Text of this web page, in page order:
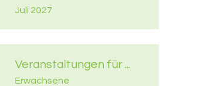
Juli 2027
Veranstaltungen für ...
Erwachsene